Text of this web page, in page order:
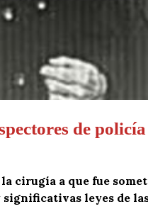
de policía
cirugía a que fue
leyes de